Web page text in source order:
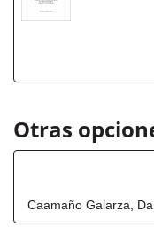
Otras
Caamaño Galarza,